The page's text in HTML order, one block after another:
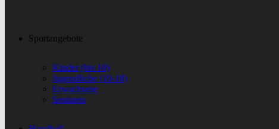
Sportangebote
Kinder (bis 10)
Jugendliche (10-18)
Erwachsene
Senioren